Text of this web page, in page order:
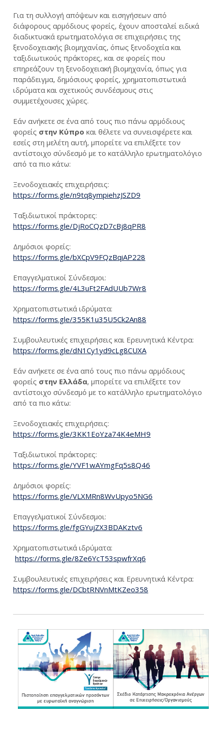
Για τη συλλογή απόψεων και εισηγήσεων από
διάφορους αρμόδιους φορείς, έχουν αποσταλεί ειδικά
διαδικτυακά ερωτηματολόγια σε επιχειρήσεις της
ξενοδοχειακής βιομηχανίας, όπως ξενοδοχεία και
ταξιδιωτικούς πράκτορες, και σε φορείς που
επηρεάζουν τη ξενοδοχειακή βιομηχανία, όπως για
παράδειγμα, δημόσιους φορείς, χρηματοπιστωτικά
ιδρύματα και σχετικούς συνδέσμους στις
συμμετέχουσες χώρες.
Εάν ανήκετε σε ένα από τους πιο πάνω αρμόδιους
φορείς στην Κύπρο και θέλετε να συνεισφέρετε και
εσείς στη μελέτη αυτή, μπορείτε να επιλέξετε τον
αντίστοιχο σύνδεσμό με το κατάλληλο ερωτηματολόγιο
από τα πιο κάτω:
Ξενοδοχειακές επιχειρήσεις:
https://forms.gle/n9tq8ympiehzJSZD9
Ταξιδιωτικοί πράκτορες:
https://forms.gle/DjRoCQzD7cBj8qPR8
Δημόσιοι φορείς:
https://forms.gle/bXCpV9FQzBqiAP228
Επαγγελματικοί Σύνδεσμοι:
https://forms.gle/4L3uFt2FAdUUb7Wr8
Χρηματοπιστωτικά ιδρύματα:
https://forms.gle/355K1u35U5Ck2An88
Συμβουλευτικές επιχειρήσεις και Ερευνητικά Κέντρα:
https://forms.gle/dN1Cy1yd9cLg8CUXA
Εάν ανήκετε σε ένα από τους πιο πάνω αρμόδιους
φορείς στην Ελλάδα, μπορείτε να επιλέξετε τον
αντίστοιχο σύνδεσμό με το κατάλληλο ερωτηματολόγιο
από τα πιο κάτω:
Ξενοδοχειακές επιχειρήσεις:
https://forms.gle/3KK1EoYza74K4eMH9
Ταξιδιωτικοί πράκτορες:
https://forms.gle/YVF1wAYmgFq5s8Q46
Δημόσιοι φορείς:
https://forms.gle/VLXMRn8WvUpyo5NG6
Επαγγελματικοί Σύνδεσμοι:
https://forms.gle/fgGYujZX3BDAKztv6
Χρηματοπιστωτικά ιδρύματα:
https://forms.gle/8Ze6YcT53spwfrXq6
Συμβουλευτικές επιχειρήσεις και Ερευνητικά Κέντρα:
https://forms.gle/DCbtRNVnMtKZeo358